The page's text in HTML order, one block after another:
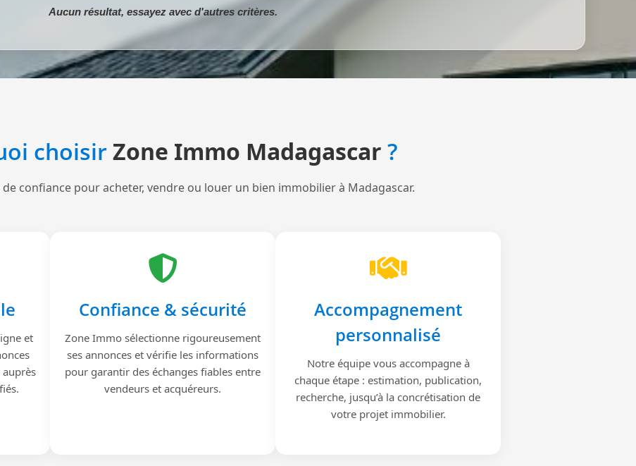
Aucun résultat, essayez avec d'autres critères.
choisirZone Immo Madagascar ?
confiance pour acheter, vendre ou louer un bien immobilier à Madagascar.
et
Confiance & sécurité
Zone Immo sélectionne rigoureusement
ses annonces et vérifie les informations
pour garantir des échanges fiables entre
vendeurs et acquéreurs.
Accompagnement
personnalisé
Notre équipe vous accompagne à
chaque étape : estimation, publication,
recherche, jusqu’à la concrétisation de
votre projet immobilier.